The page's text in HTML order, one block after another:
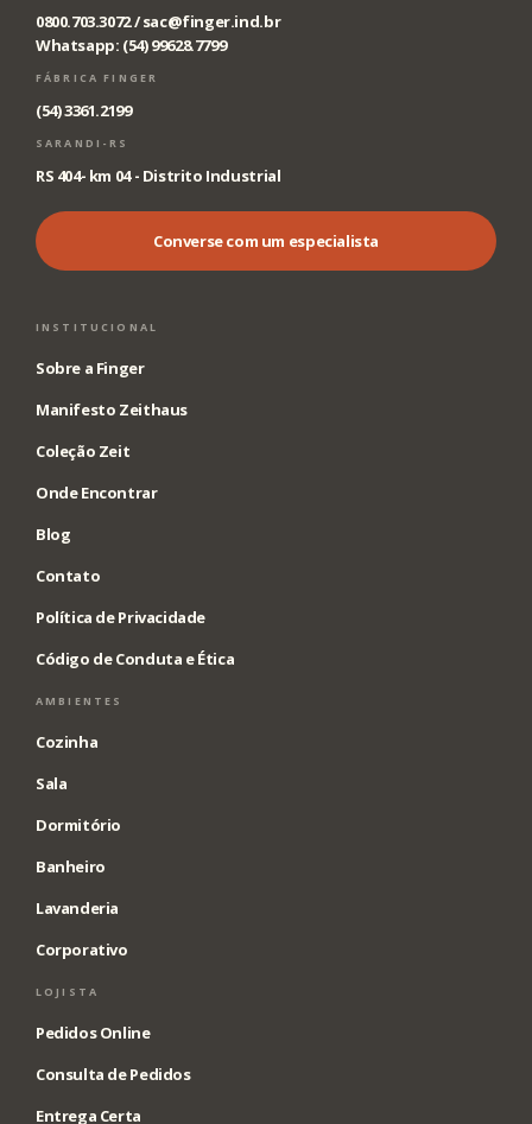
0800.703.3072 /sac@finger.ind.br
Whatsapp: (54) 99628.7799
FÁBRICA FINGER
(54) 3361.2199
SARANDI-RS
RS 404- km 04 - Distrito Industrial
Converse com um especialista
INSTITUCIONAL
Sobre a Finger
Manifesto Zeithaus
Coleção Zeit
Onde Encontrar
Blog
Contato
Política de Privacidade
Código de Conduta e Ética
AMBIENTES
Cozinha
Sala
Dormitório
Banheiro
Lavanderia
Corporativo
LOJISTA
Pedidos Online
Consulta de Pedidos
Entrega Certa